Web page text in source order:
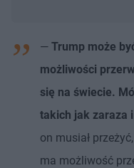
— Trump może
możliwości
się na świecie.
takich jak zaraza
on musiał
ma możliwość